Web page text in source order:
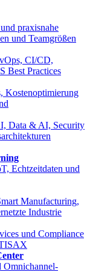
praxisnahe
und Teamgrößen
CI/CD,
Best Practices
Kostenoptimierung
Data & AI, Security
Echtzeitdaten und
Manufacturing,
Industrie
und Compliance
Omnichannel-